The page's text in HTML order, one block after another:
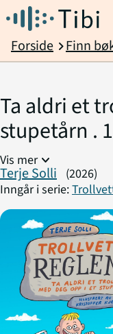
Forside chevron_rightFinn
Ta aldri et
stupetårn . 1
Vis merexpand_more
Terje Solli (2026)
Inngår i serie: